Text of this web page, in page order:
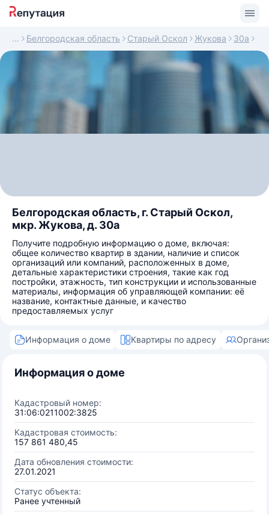
Белгородская область Старый Оскол Жукова 30а
Белгородская область, г. Старый Оскол,
мкр. Жукова, д. 30а
Получите подробную информацию о доме, включая:
общее количество квартир в здании, наличие и список
организаций или компаний, расположенных в доме,
детальные характеристики строения, такие как год
постройки, этажность, тип конструкции и использованные
материалы, информация об управляющей компании: её
название, контактные данные, и качество
предоставляемых услуг
Информация о доме Квартиры по адресу
Информация о доме
Кадастровый номер:
31:06:0211002:3825
Кадастровая стоимость:
157 861 480,45
Дата обновления стоимости:
27.01.2021
Статус объекта:
Ранее учтенный